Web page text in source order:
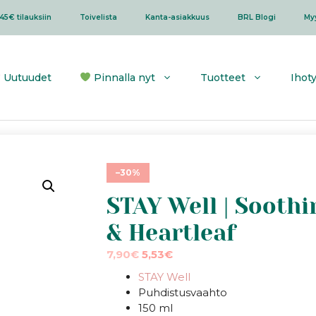
tilauksiin Toivelista Kanta-asiakkuus BRL Blogi
Uutuudet Pinnalla nyt Tuotteet
–30%
STAY Well |
& Heartleaf
Alkuperäinen
7,90€.
7,90€Nykyinen
on:
7,90€.
5,53€
STAY Well
Puhdistusvaahto
150 ml